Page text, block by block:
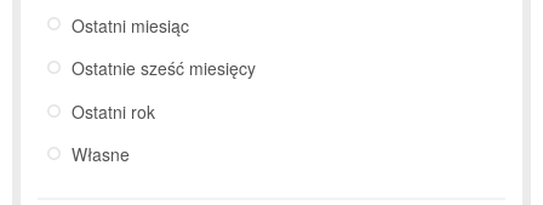
Ostatni miesiąc
Ostatnie sześć miesięcy
Ostatni rok
Własne